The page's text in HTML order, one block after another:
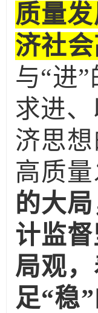
质量
济社
与“进
求进
济思
高质
的大
计监
局观
足“稳